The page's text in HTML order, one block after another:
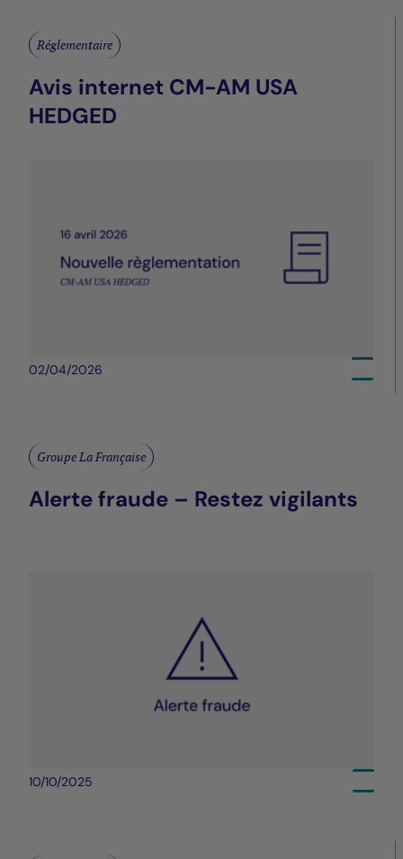
Réglementaire
Avis internet CM-AM USA
HEDGED
02/04/2026
Groupe La Française
Alerte fraude – Restez vigilants
10/10/2025